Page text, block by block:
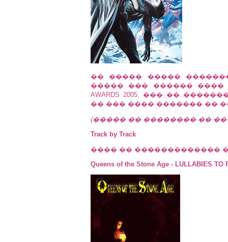
�� ����� �����
����� ��� ������ ����
AWARDS 2005, ��� ��
�� ��� ���� ������� ��
(����� �� �������� ��
Track by Track
���� �� �������������
Queens of the Stone Age - LULLABIES TO